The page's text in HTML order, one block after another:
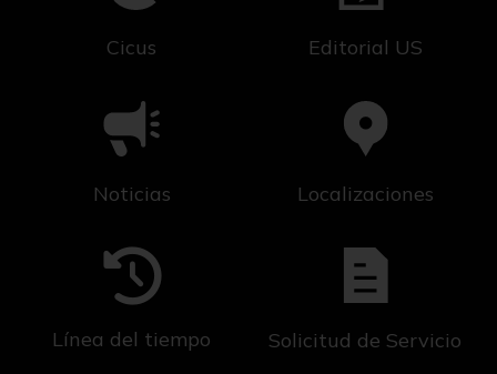
Cicus Editorial US
Noticias Localizaciones
Línea del tiempo Solicitud de Servicio